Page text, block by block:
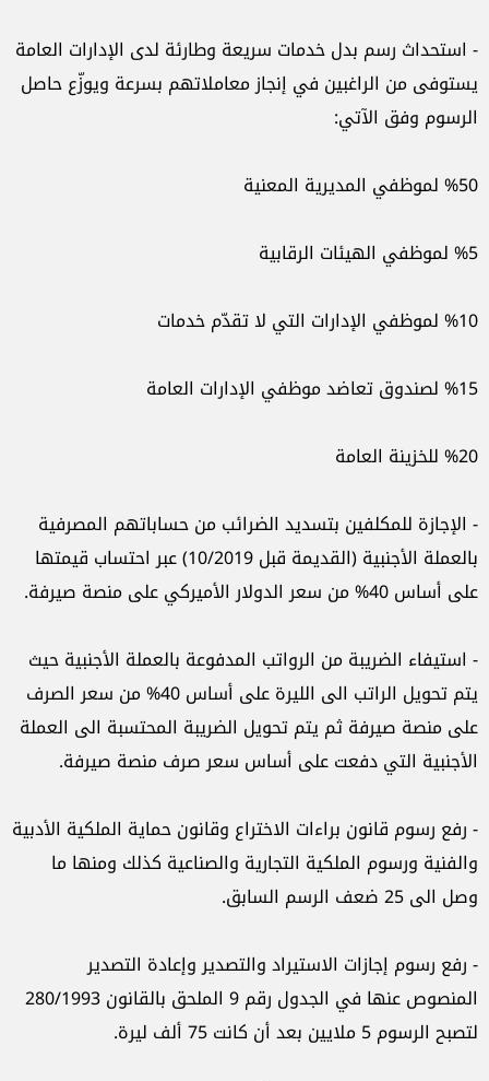
- استحداث رسم بدل خدمات سريعة وطارئة لدى الإدارات العامة
يستوفى من الراغبين في إنجاز معاملاتهم بسرعة ويوزّع حاصل
الرسوم وفق الآتي:
%50 لموظفي المديرية المعنية
%5 لموظفي الهيئات الرقابية
%10 لموظفي الإدارات التي لا تقدّم خدمات
%15 لصندوق تعاضد موظفي الإدارات العامة
%20 للخزينة العامة
- الإجازة للمكلفين بتسديد الضرائب من حساباتهم المصرفية
بالعملة الأجنبية (القديمة قبل 10/2019) عبر احتساب قيمتها
على أساس 40% من سعر الدولار الأميركي على منصة صيرفة.
- استيفاء الضريبة من الرواتب المدفوعة بالعملة الأجنبية حيث
يتم تحويل الراتب الى الليرة على أساس 40% من سعر الصرف
على منصة صيرفة ثم يتم تحويل الضريبة المحتسبة الى العملة
الأجنبية التي دفعت على أساس سعر صرف منصة صيرفة.
- رفع رسوم قانون براءات الاختراع وقانون حماية الملكية الأدبية
والفنية ورسوم الملكية التجارية والصناعية كذلك ومنها ما
وصل الى 25 ضعف الرسم السابق.
- رفع رسوم إجازات الاستيراد والتصدير وإعادة التصدير
المنصوص عنها في الجدول رقم 9 الملحق بالقانون 280/1993
لتصبح الرسوم 5 ملايين بعد أن كانت 75 ألف ليرة.